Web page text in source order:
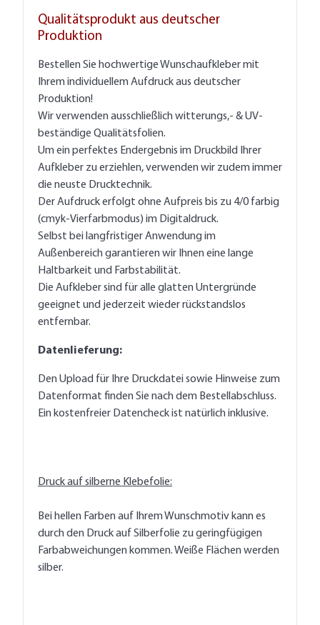
Qualitätsprodukt aus deutscher
Produktion
Bestellen Sie hochwertige Wunschaufkleber mit
Ihrem individuellem Aufdruck aus deutscher
Produktion!
Wir verwenden ausschließlich witterungs,- & UV-
beständige Qualitätsfolien.
Um ein perfektes Endergebnis im Druckbild Ihrer
Aufkleber zu erziehlen, verwenden wir zudem immer
die neuste Drucktechnik.
Der Aufdruck erfolgt ohne Aufpreis bis zu 4/0 farbig
(cmyk-Vierfarbmodus) im Digitaldruck.
Selbst bei langfristiger Anwendung im
Außenbereich garantieren wir Ihnen eine lange
Haltbarkeit und Farbstabilität.
Die Aufkleber sind für alle glatten Untergründe
geeignet und jederzeit wieder rückstandslos
entfernbar.
Datenlieferung:
Den Upload für Ihre Druckdatei sowie Hinweise zum
Datenformat finden Sie nach dem Bestellabschluss.
Ein kostenfreier Datencheck ist natürlich inklusive.
Druck auf silberne Klebefolie:
Bei hellen Farben auf Ihrem Wunschmotiv kann es
durch den Druck auf Silberfolie zu geringfügigen
Farbabweichungen kommen. Weiße Flächen werden
silber.